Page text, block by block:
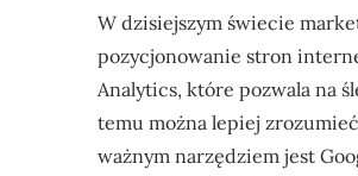
W dzisiejszym świecie
pozycjonowanie stron
Analytics, które pozwala na
temu można lepiej
ważnym narzędziem jest